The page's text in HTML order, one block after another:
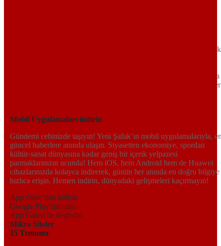
Tarafsız, dinamik ve derinlemesine habercilik anlayışıyla Yeni
bir yelpazede sunduğu haberlerle, hem Türkiye’de hem de dünyada
neler olup bittiğini anında öğrenin. Dijital platformlarıyla her an, her
Mobil Uygulamaları indirin
Gündemi cebinizde taşıyın! Yeni Şafak’ın mobil uygulamalarıyla,
güncel haberlere anında ulaşın. Siyasetten ekonomiye, spordan
kültür-sanat dünyasına kadar geniş bir içerik yelpazesi
parmaklarınızın ucunda! Hem iOS, hem Android hem de Huawei
cihazlarınızda kolayca indirerek, günün her anında en doğru bilgiye
hızlıca erişin. Hemen indirin, dünyadaki gelişmeleri kaçırmayın!
App Store’dan indirin
Google Play’dan alın
App Galeri ile keşfedin
Mikro Siteler
15 Temmuz